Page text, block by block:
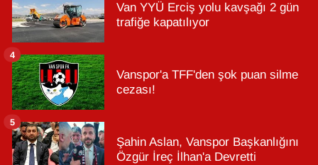
Van YYÜ Erciş yolu kavşağı 2 gün
trafiğe kapatılıyor
Vanspor'a TFF'den şok puan silme
cezası!
4
Şahin Aslan, Vanspor Başkanlığını
Özgür İreç İlhan'a Devretti
5